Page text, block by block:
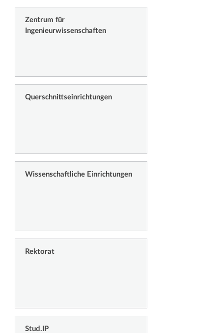
Zentrum für
Ingenieurwissenschaften
Querschnittseinrichtungen
Wissenschaftliche Einrichtungen
Rektorat
Stud.IP